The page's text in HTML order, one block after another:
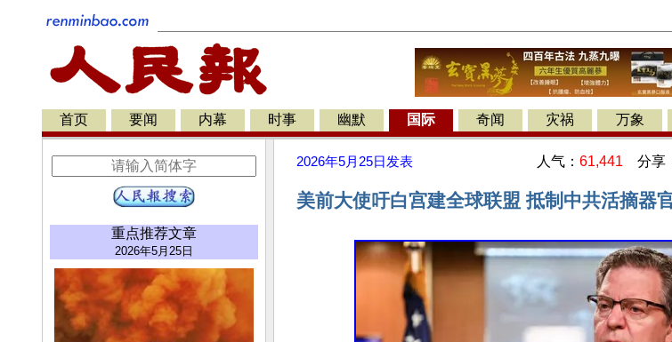
首页 要闻 内幕 时事 幽默 国际 奇闻 灾祸 万象
重点推荐文章
2026年5月25日
2026年5月25日 发表 人气： 61,441 分享
美前大使吁白宫建全球联盟 抵制中共活摘器官